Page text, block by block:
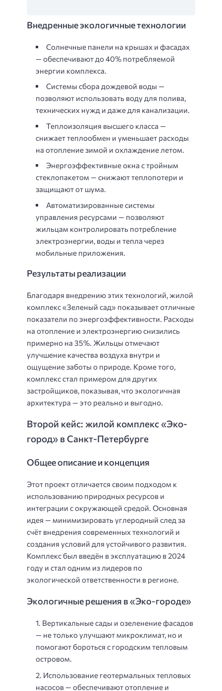
Внедренные экологичные технологии
Солнечные панели на крышах и фасадах
— обеспечивают до 40% потребляемой
энергии комплекса.
Системы сбора дождевой воды —
позволяют использовать воду для полива,
технических нужд и даже для канализации.
Теплоизоляция высшего класса —
снижает теплообмен и уменьшает расходы
на отопление зимой и охлаждение летом.
Энергоэффективные окна с тройным
стеклопакетом — снижают теплопотери и
защищают от шума.
Автоматизированные системы
управления ресурсами — позволяют
жильцам контролировать потребление
электроэнергии, воды и тепла через
мобильные приложения.
Результаты реализации
Благодаря внедрению этих технологий, жилой
комплекс «Зеленый сад» показывает отличные
показатели по энергоэффективности. Расходы
на отопление и электроэнергию снизились
примерно на 35%. Жильцы отмечают
улучшение качества воздуха внутри и
ощущение заботы о природе. Кроме того,
комплекс стал примером для других
застройщиков, показывая, что экологичная
архитектура — это реально и выгодно.
Второй кейс: жилой комплекс «Эко-
город» в Санкт-Петербурге
Общее описание и концепция
Этот проект отличается своим подходом к
использованию природных ресурсов и
интеграции с окружающей средой. Основная
идея — минимизировать углеродный след за
счёт внедрения современных технологий и
создания условий для устойчивого развития.
Комплекс был введён в эксплуатацию в 2024
году и стал одним из лидеров по
экологической ответственности в регионе.
Экологичные решения в «Эко-городе»
Вертикальные сады и озеленение фасадов
— не только улучшают микроклимат, но и
помогают бороться с городским тепловым
островом.
Использование геотермальных тепловых
насосов — обеспечивают отопление и